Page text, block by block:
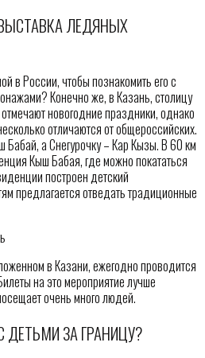
ЛЕДЯНЫХ
в России, чтобы познакомить его с
Конечно же, в Казань, столицу
новогодние праздники, однако
отличаются от общероссийских.
а Снегурочку – Кар Кызы. В 60 км
Кыш Бабая, где можно покататься
построен детский
предлагается отведать традиционные
в Казани, ежегодно проводится
на это мероприятие лучше
очень много людей.
ДЕТЬМИ ЗА ГРАНИЦУ?